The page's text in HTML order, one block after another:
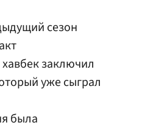
сезон
заключил
уже сыграл
была